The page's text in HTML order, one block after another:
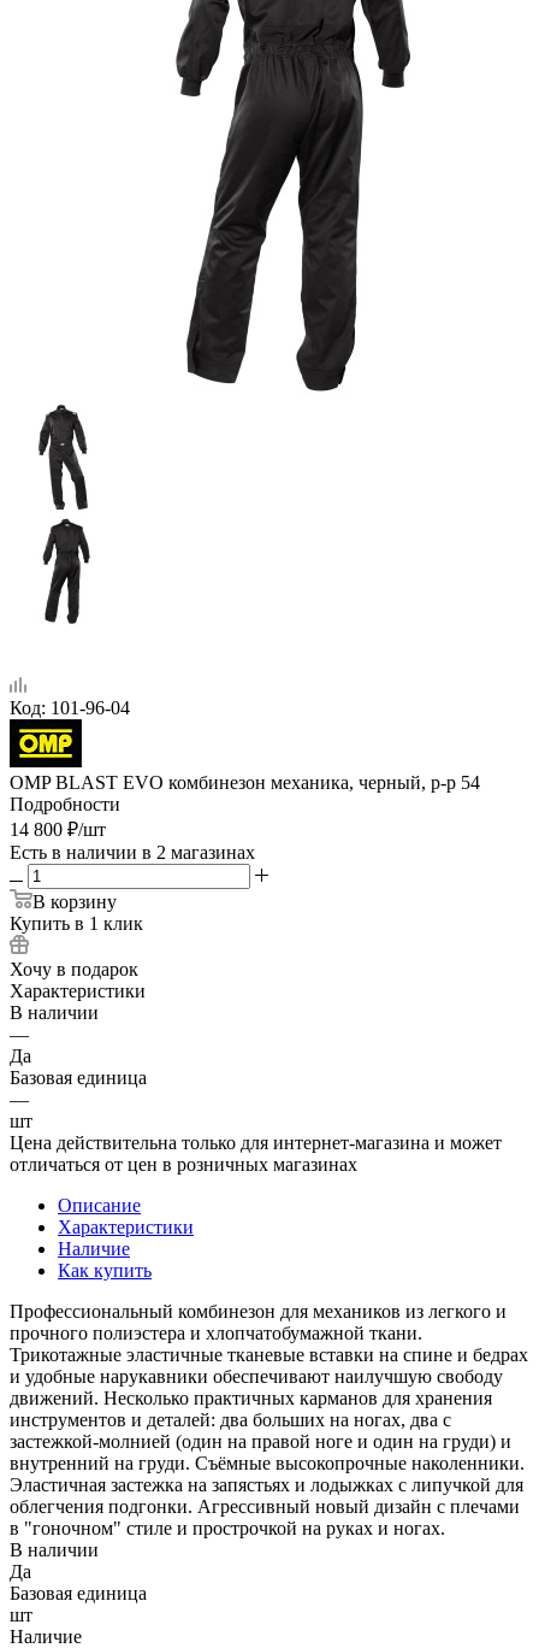
Код: 101-96-04
OMP BLAST EVO комбинезон механика, черный, р-р 54
Подробности
14 800 ₽/шт
Есть в наличии в 2 магазинах
В корзину
Купить в 1 клик
Хочу в подарок
Характеристики
В наличии
—
Да
Базовая единица
—
шт
Цена действительна только для интернет-магазина и может
отличаться от цен в розничных магазинах
Описание
Характеристики
Наличие
Как купить
Профессиональный комбинезон для механиков из легкого и
прочного полиэстера и хлопчатобумажной ткани.
Трикотажные эластичные тканевые вставки на спине и бедрах
и удобные нарукавники обеспечивают наилучшую свободу
движений. Несколько практичных карманов для хранения
инструментов и деталей: два больших на ногах, два с
застежкой-молнией (один на правой ноге и один на груди) и
внутренний на груди. Съёмные высокопрочные наколенники.
Эластичная застежка на запястьях и лодыжках с липучкой для
облегчения подгонки. Агрессивный новый дизайн с плечами
в "гоночном" стиле и прострочкой на руках и ногах.
В наличии
Да
Базовая единица
шт
Наличие